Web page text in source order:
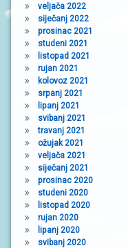
veljača 2022
siječanj 2022
prosinac 2021
studeni 2021
listopad 2021
rujan 2021
kolovoz 2021
srpanj 2021
lipanj 2021
svibanj 2021
travanj 2021
ožujak 2021
veljača 2021
siječanj 2021
prosinac 2020
studeni 2020
listopad 2020
rujan 2020
lipanj 2020
svibanj 2020